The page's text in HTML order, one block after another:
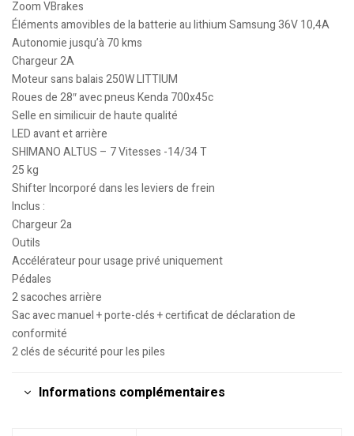
Zoom VBrakes
Éléments amovibles de la batterie au lithium Samsung 36V 10,4A
Autonomie jusqu’à 70 kms
Chargeur 2A
Moteur sans balais 250W LITTIUM
Roues de 28″ avec pneus Kenda 700x45c
Selle en similicuir de haute qualité
LED avant et arrière
SHIMANO ALTUS – 7 Vitesses -14/34 T
25 kg
Shifter Incorporé dans les leviers de frein
Inclus :
Chargeur 2a
Outils
Accélérateur pour usage privé uniquement
Pédales
2 sacoches arrière
Sac avec manuel + porte-clés + certificat de déclaration de
conformité
2 clés de sécurité pour les piles
Informations complémentaires